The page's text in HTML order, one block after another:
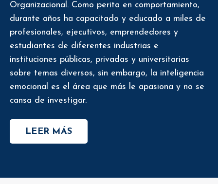
Organizacional. Como perita en comportamiento,
durante años ha capacitado y educado a miles de
profesionales, ejecutivos, emprendedores y
estudiantes de diferentes industrias e
instituciones públicas, privadas y universitarias
sobre temas diversos, sin embargo, la inteligencia
emocional es el área que más le apasiona y no se
cansa de investigar.
LEER MÁS